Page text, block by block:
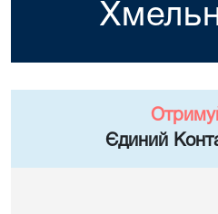
Єдиний